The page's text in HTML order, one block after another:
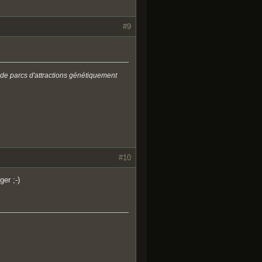
#9
parcs d'attractions génétiquement
#10
;-)